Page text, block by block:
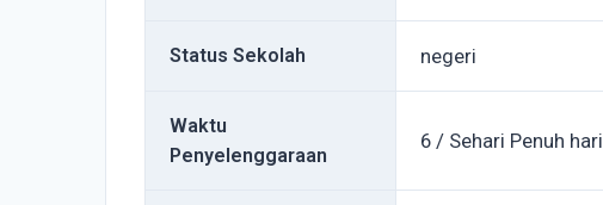
Status Sekolah negeri
Waktu
Penyelenggaraan
6 / Sehari Penuh hari